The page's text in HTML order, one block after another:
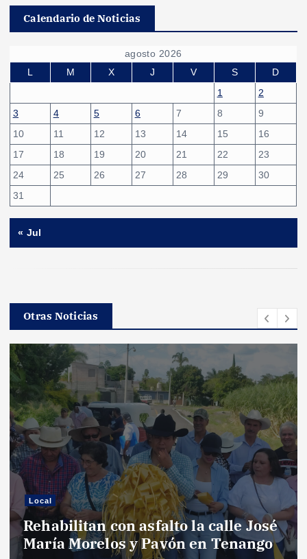
Calendario de Noticias
agosto 2026
L
M X J V S
D
1
2
3
4 5 6 7 8
9
10
11 12 13 14 15
16
17
18 19 20 21 22
23
24
25 26 27 28 29
30
31
« Jul
Otras Noticias
Local
Rehabilitan con asfalto la calle José
María Morelos y Pavón en Tenango